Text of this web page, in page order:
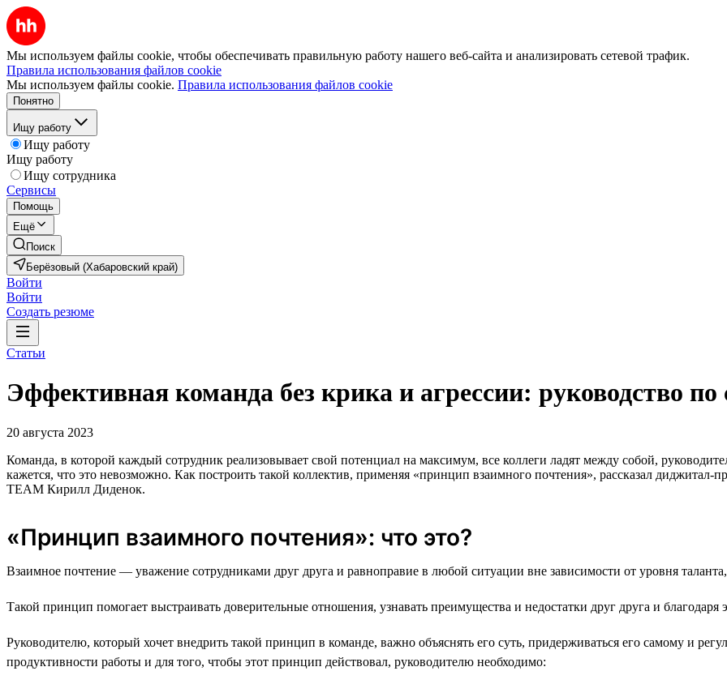
Мы используем файлы cookie, чтобы обеспечивать правильную работу нашего веб-сайта и анализировать сетевой трафик.
Правила использования файлов cookie
Мы используем файлы cookie. Правила использования файлов cookie
Понятно
Ищу работу
Ищу работу
Ищу работу
Ищу сотрудника
Сервисы
Помощь
Ещё
Поиск
Берёзовый (Хабаровский край)
Войти
Войти
Создать резюме
Статьи
Эффективная команда без крика и агрессии: руководство по
20 августа 2023
Команда, в которой каждый сотрудник реализовывает свой потенциал на максимум, все коллеги ладят между собой,
кажется, что это невозможно. Как построить такой коллектив, применяя «принцип взаимного почтения», рассказал
TEAM Кирилл Диденок.
«Принцип взаимного почтения»: что это?
Взаимное почтение — уважение сотрудниками друг друга и равноправие в любой ситуации вне зависимости от уровня
Такой принцип помогает выстраивать доверительные отношения, узнавать преимущества и недостатки друг друга и
Руководителю, который хочет внедрить такой принцип в команде, важно объяснять его суть, придерживаться его самому и
продуктивности работы и для того, чтобы этот принцип действовал, руководителю необходимо: